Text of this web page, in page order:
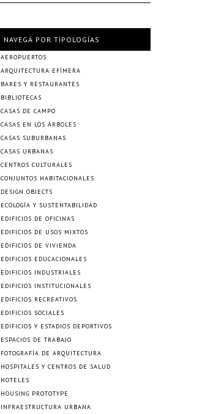
NAVEGÁ POR TIPOLOGÍAS
AEROPUERTOS
ARQUITECTURA EFÍMERA
BARES Y RESTAURANTES
BIBLIOTECAS
CASAS DE CAMPO
CASAS EN LOS ÁRBOLES
CASAS SUBURBANAS
CASAS URBANAS
CENTROS CULTURALES
CONJUNTOS HABITACIONALES
DESIGN OBJECTS
ECOLOGÍA Y SUSTENTABILIDAD
EDIFICIOS DE OFICINAS
EDIFICIOS DE USOS MIXTOS
EDIFICIOS DE VIVIENDA
EDIFICIOS EDUCACIONALES
EDIFICIOS INDUSTRIALES
EDIFICIOS INSTITUCIONALES
EDIFICIOS RECREATIVOS
EDIFICIOS SOCIALES
EDIFICIOS Y ESTADIOS DEPORTIVOS
ESPACIOS DE TRABAJO
FOTOGRAFÍA DE ARQUITECTURA
HOSPITALES Y CENTROS DE SALUD
HOTELES
HOUSING PROTOTYPE
INFRAESTRUCTURA URBANA